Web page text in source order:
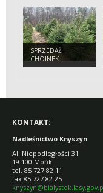
SPRZEDAŻ
CHOINEK
KONTAKT:
Nadleśnictwo Knyszyn
Al. Niepodległości 31
19-100 Mońki
tel. 85 727 82 11
fax 85 727 82 25